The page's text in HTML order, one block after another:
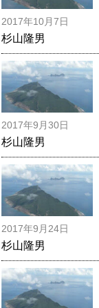
2017年10月7日
杉山隆男
2017年9月30日
杉山隆男
2017年9月24日
杉山隆男